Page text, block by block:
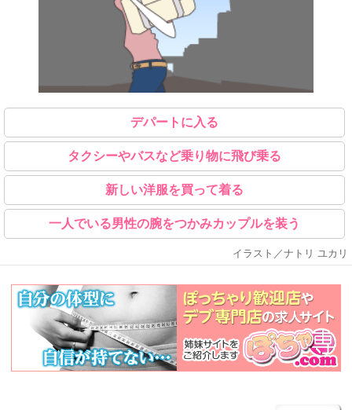
デパートに入る
タクシーやバスなど乗り物に飛び乗る
新しい洋服を買って着る
一人でいる男性の腕をつかみカップルを装う
イラスト／ナトリ ユカリ